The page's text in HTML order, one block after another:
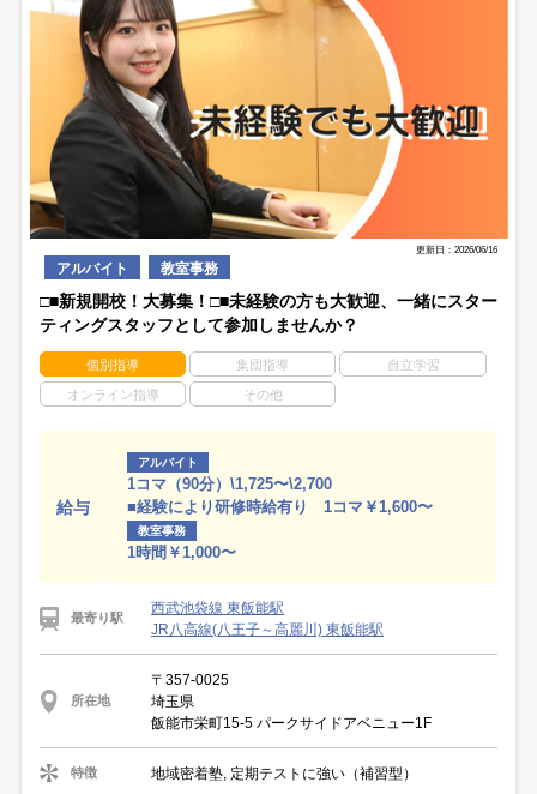
更新日：2026/06/16
アルバイト 教室事務
□■新規開校！大募集！□■未経験の方も大歓迎、一緒にスター
ティングスタッフとして参加しませんか？
個別指導 集団指導 自立学習
オンライン指導 その他
給与
アルバイト
1コマ（90分）\1,725〜\2,700
■経験により研修時給有り 1コマ￥1,600〜
教室事務
1時間￥1,000〜
最寄り駅
西武池袋線 東飯能駅
JR八高線(八王子～高麗川) 東飯能駅
所在地
〒357-0025
埼玉県
飯能市栄町15-5 パークサイドアベニュー1F
特徴 地域密着塾, 定期テストに強い（補習型）